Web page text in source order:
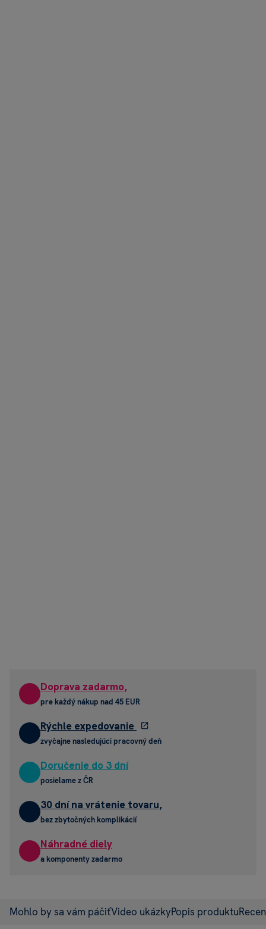
Doprava zadarmo,
pre každý nákup nad 45 EUR
Rýchle expedovanie
zvyčajne nasledujúci pracovný deň
Doručenie do 3 dní
posielame z ČR
30 dní na vrátenie tovaru,
bez zbytočných komplikácií
Náhradné diely
a komponenty zadarmo
Mohlo by sa vám páčiťVideo ukázkyPopis produktu